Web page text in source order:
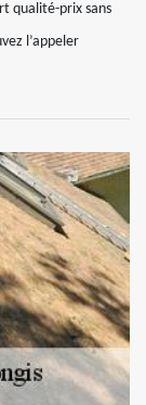
qualité-prix sans
l’appeler